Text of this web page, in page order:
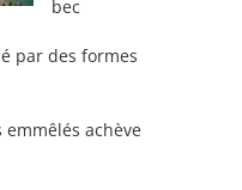
bec
par des formes
achève